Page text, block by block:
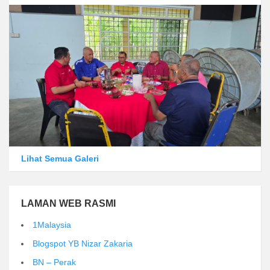
Lihat Semua Galeri
LAMAN WEB RASMI
1Malaysia
Blogspot YB Nizar Zakaria
BN – Perak